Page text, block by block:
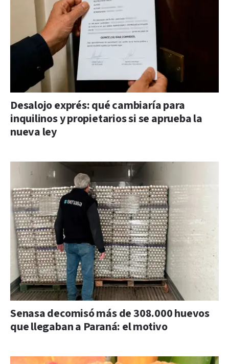
Desalojo exprés: qué cambiaría para
inquilinos y propietarios si se aprueba la
nueva ley
Senasa decomisó más de 308.000 huevos
que llegaban a Paraná: el motivo